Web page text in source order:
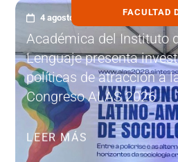
FACULTAD
4 agosto, 2026
Académica del Instituto
Lenguaje presenta
políticas de atracción a
Congreso ALAS 2026
LEER MÁS